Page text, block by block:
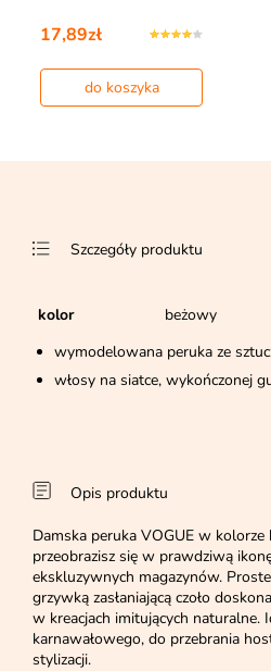
17,89zł
do koszyka
Szczegóły produktu
kolor
beżowy
wymodelowana peruka ze
włosy na siatce, wykończonej
Opis produktu
Damska peruka VOGUE w
przeobrazisz się w prawdziwą
ekskluzywnych magazynów.
grzywką zasłaniającą czoło
w kreacjach imitujących naturalne.
karnawałowego, do przebrania
stylizacji.